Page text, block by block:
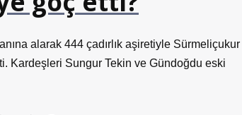
alarak 444 çadırlık aşiretiyle Sürmeliçukur
Kardeşleri Sungur Tekin ve Gündoğdu eski